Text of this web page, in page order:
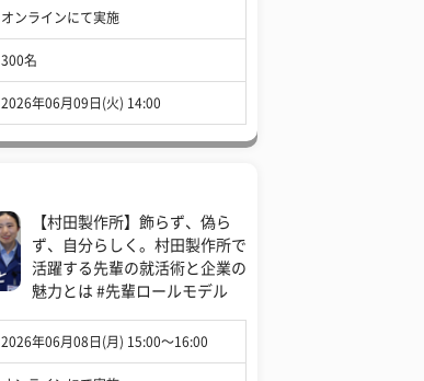
オンラインにて実施
300名
2026年06月09日(火) 14:00
【村田製作所】飾らず、偽ら
ず、自分らしく。村田製作所で
活躍する先輩の就活術と企業の
魅力とは #先輩ロールモデル
2026年06月08日(月) 15:00〜16:00